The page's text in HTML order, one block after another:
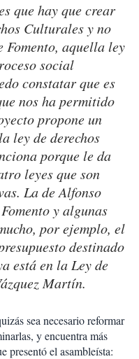
que hay que crear
Culturales y no
Fomento, aquella ley
social
constatar que es
nos ha permitido
propone un
ley de derechos
porque le da
leyes que son
La de Alfonso
y algunas
por ejemplo, el
destinado
está en la Ley de
Martín.
sea necesario reformar
y encuentra más
presentó el asambleísta: